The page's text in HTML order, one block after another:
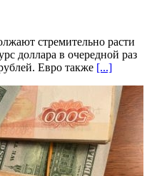
стремительно расти
доллара в очередной раз
Евро также [...]